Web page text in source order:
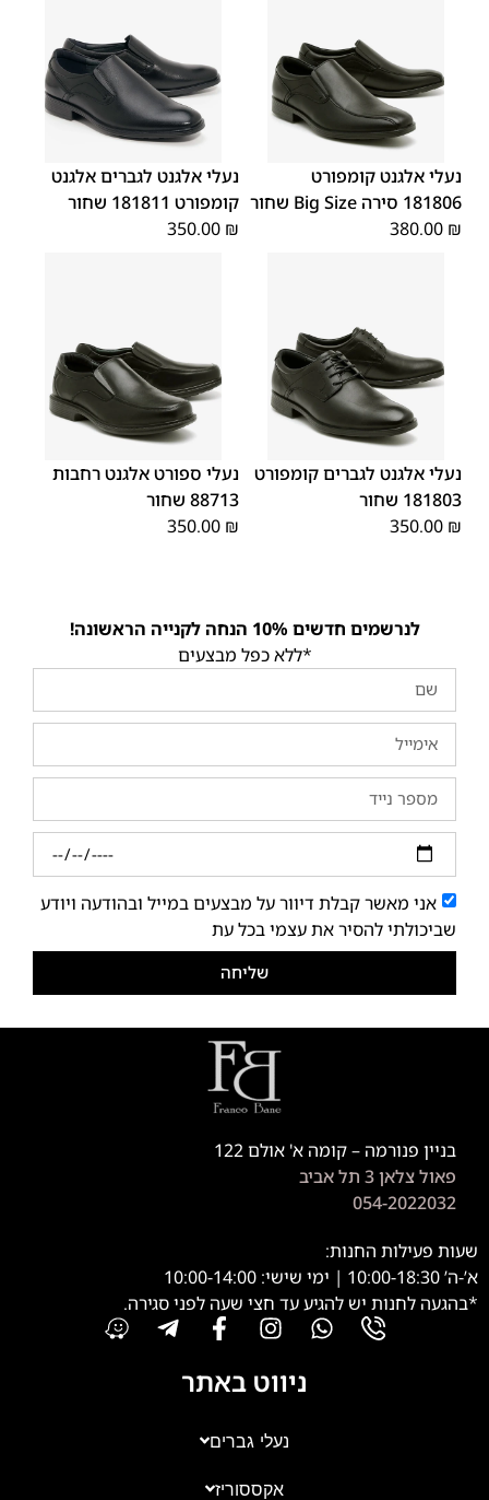
נעלי אלגנט קומפורט
181806 סירה Big Size שחור
380.00 ₪
41
42
46
45
נעלי אלגנט לגברים אלגנט
קומפורט 181811 שחור
350.00 ₪
45
40
41
42
43
נעלי אלגנט לגברים קומפורט
181803 שחור
350.00 ₪
40
41
42
43
נעלי ספורט אלגנט רחבות
88713 שחור
350.00 ₪
לנרשמים חדשים 10% הנחה לקנייה הראשונה!
*ללא כפל מבצעים
אני מאשר קבלת דיוור על מבצעים במייל ובהודעה ויודע
שביכולתי להסיר את עצמי בכל עת
שליחה
בניין פנורמה – קומה א' אולם 122
פאול צלאן 3 תל אביב
054-2022032
שעות פעילות החנות:
א’-ה’ 10:00-18:30 | ימי שישי: 10:00-14:00
*בהגעה לחנות יש להגיע עד חצי שעה לפני סגירה.
ניווט באתר
נעלי גברים
אקססוריז